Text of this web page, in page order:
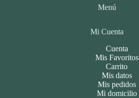
Menú
Mi Cuenta
Cuenta
Mis Favoritos
Carrito
Mis datos
Mis pedidos
Mi domicilio